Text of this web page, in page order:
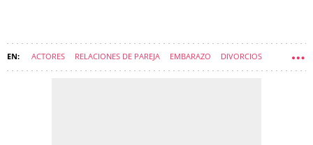
ACTORES RELACIONES DE PAREJA EMBARAZO DIVORCIOS